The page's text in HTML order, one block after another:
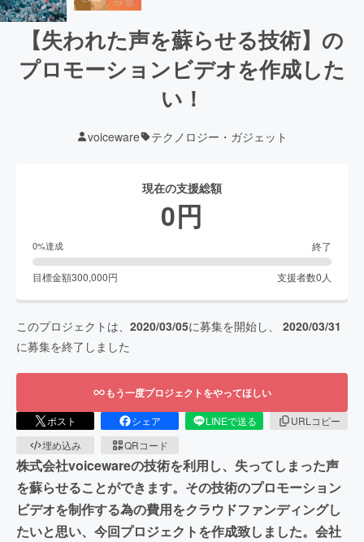
【失われた声を蘇らせる技術】の
プロモーションビデオを作成した
い！
voiceware テクノロジー・ガジェット
現在の支援総額
0円
0%達成 終了
目標金額300,000円 支援者数0 人
このプロジェクトは、 2020/03/05に募集を開始し、 2020/03/31
に募集を終了しました
もう一度プロジェクトをやってほしい
ポスト シェア LINEで送る
URLコピー
埋め込み
QRコード
株式会社voicewareの技術を利用し、失ってしまった声
を蘇らせることができます。その技術のプロモーション
ビデオを制作する為の費用をクラウドファンディングし
たいと思い、今回プロジェクトを作成致しました。会社